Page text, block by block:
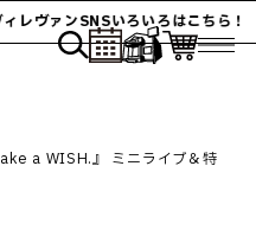
ヴァンSNSいろいろはこちら！
a WISH.』 ミニライブ＆特